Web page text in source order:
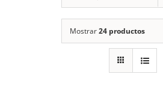
Mostrar24 productos